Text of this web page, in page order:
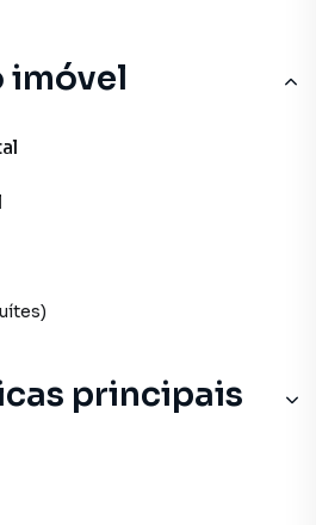
imóvel
principais